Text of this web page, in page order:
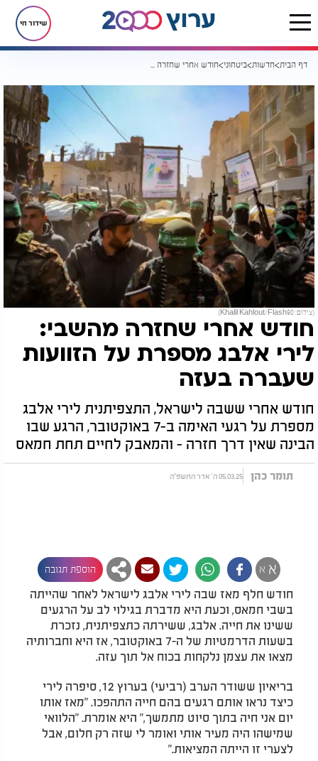
שידור חי
דף הבית חדשות ביטחוני חודש אחרי שחזרה מהשבי: לירי אלבג מספרת על הזוועות שעברה בעזה
(צילום: Khalil Kahlout/Flash90)
חודש אחרי שחזרה מהשבי:
לירי אלבג מספרת על הזוועות
שעברה בעזה
חודש אחרי ששבה לישראל, התצפיתנית לירי אלבג
מספרת על רגעי האימה ב-7 באוקטובר, הרגע שבו
הבינה שאין דרך חזרה - והמאבק לחיים תחת חמאס
תומר כהן 05.03.25 ה' אדר התשפ"ה
א א הוספת תגובה
חודש חלף מאז שבה לירי אלבג לישראל לאחר שהייתה
בשבי חמאס, וכעת היא מדברת בגילוי לב על הרגעים
ששינו את חייה. אלבג, ששירתה כתצפיתנית, נזכרת
בשעות הדרמטיות של ה-7 באוקטובר, אז היא וחברותיה
מצאו את עצמן נלקחות בכוח אל תוך עזה.
בריאיון ששודר הערב (רביעי) בערוץ 12, סיפרה לירי
כיצד נראו אותם רגעים בהם חייה התהפכו. "מאז אותו
יום אני חיה בתוך סיוט מתמשך," היא אומרת. "הלוואי
שמישהו היה מעיר אותי ואומר לי שזה רק חלום, אבל
לצערי זו הייתה המציאות."